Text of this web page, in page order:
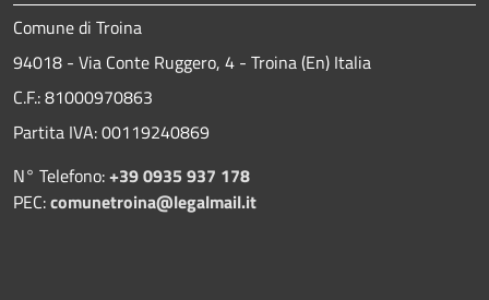
Comune di Troina
94018 - Via Conte Ruggero, 4 - Troina (En) Italia
C.F.: 81000970863
Partita IVA: 00119240869
N° Telefono:+39 0935 937 178
PEC:comunetroina@legalmail.it